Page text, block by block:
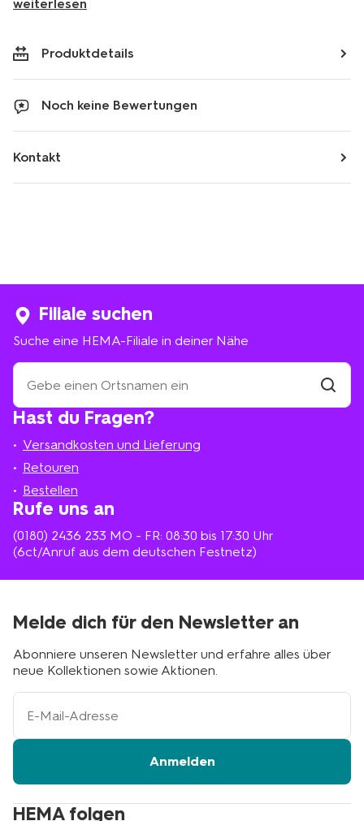
weiterlesen
Produktdetails
Noch keine Bewertungen
Kontakt
Hast du Fragen?
Versandkosten und Lieferung
Retouren
Bestellen
Rufe uns an
(0180) 2436 233 MO - FR: 08:30 bis 17:30 Uhr
(6ct/Anruf aus dem deutschen Festnetz)
Filiale suchen
Suche eine HEMA-Filiale in deiner Nähe
Suche
eine
HEMA-
Filiale
deiner
Nähe
Filiale
HEMA folgen
Melde dich für den Newsletter an
Abonniere unseren Newsletter und erfahre alles über
neue Kollektionen sowie Aktionen.
Ihre
Adresse
Anmelden